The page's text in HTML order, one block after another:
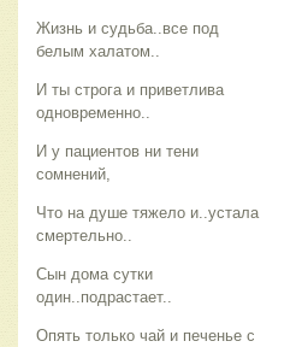
Жизнь и судьба..все под
белым халатом..
И ты строга и приветлива
одновременно..
И у пациентов ни тени
сомнений,
Что на душе тяжело и..устала
смертельно..
Сын дома сутки
один..подрастает..
Опять только чай и печенье с